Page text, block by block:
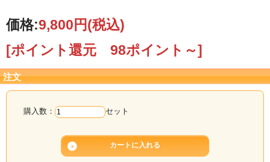
価格:9,800円(税込)
[ポイント還元 98ポイント～]
注文
購入数： セット